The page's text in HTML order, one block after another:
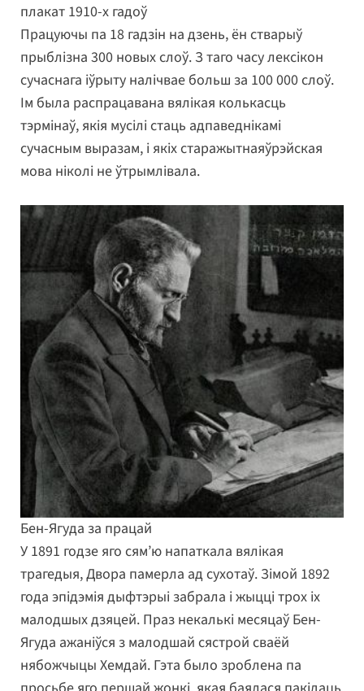
плакат 1910-х гадоў
Працуючы па 18 гадзін на дзень, ён стварыў
прыблізна 300 новых слоў. З таго часу лексікон
сучаснага іўрыту налічвае больш за 100 000 слоў.
Ім была распрацавана вялікая колькасць
тэрмінаў, якія мусілі стаць адпаведнікамі
сучасным выразам, і якіх старажытнаяўрэйская
мова ніколі не ўтрымлівала.
Бен-Ягуда за працай
У 1891 годзе яго сям’ю напаткала вялікая
трагедыя, Двора памерла ад сухотаў. Зімой 1892
года эпідэмія дыфтэрыі забрала і жыцці трох іх
малодшых дзяцей. Праз некалькі месяцаў Бен-
Ягуда ажаніўся з малодшай сястрой сваёй
нябожчыцы Хемдай. Гэта было зроблена па